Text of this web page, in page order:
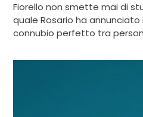
Fiorello non smette mai di
quale Rosario ha
connubio perfetto tra